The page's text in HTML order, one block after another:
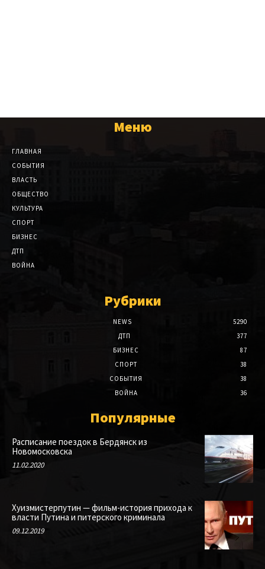
Меню
ГЛАВНАЯ
СОБЫТИЯ
ВЛАСТЬ
ОБЩЕСТВО
КУЛЬТУРА
СПОРТ
БИЗНЕС
ДТП
ВОЙНА
Рубрики
NEWS
5290
ДТП
377
БИЗНЕС
87
СПОРТ
38
СОБЫТИЯ
38
ВОЙНА
36
Популярные
Расписание поездок в Бердянск из
Новомосковска
11.02.2020
Хуизмистерпутин — фильм-история прихода к
власти Путина и питерского криминала
09.12.2019